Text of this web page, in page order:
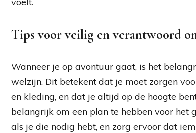
voelt.
Tips voor veilig en verantwoord
Wanneer je op avontuur gaat, is het
welzijn. Dit betekent dat je moet zorgen
en kleding, en dat je altijd op de hoogte
belangrijk om een plan te hebben voor het
als je die nodig hebt, en zorg ervoor dat